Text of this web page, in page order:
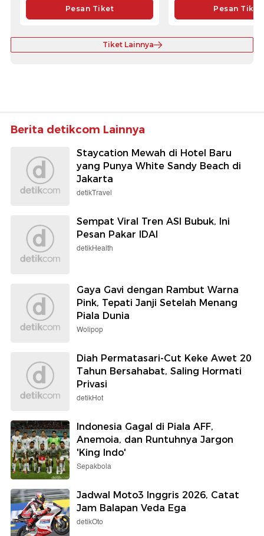
Pesan Tiket Pesan Tiket
Tiket Lainnya
Berita detikcom Lainnya
Staycation Mewah di Hotel Baru
yang Punya White Sandy Beach di
Jakarta
detikTravel
Sempat Viral Tren ASI Bubuk, Ini
Pesan Pakar IDAI
detikHealth
Gaya Gavi dengan Rambut Warna
Pink, Tepati Janji Setelah Menang
Piala Dunia
Wolipop
Diah Permatasari-Cut Keke Awet 20
Tahun Bersahabat, Saling Hormati
Privasi
detikHot
Indonesia Gagal di Piala AFF,
Anemoia, dan Runtuhnya Jargon
'King Indo'
Sepakbola
Jadwal Moto3 Inggris 2026, Catat
Jam Balapan Veda Ega
detikOto